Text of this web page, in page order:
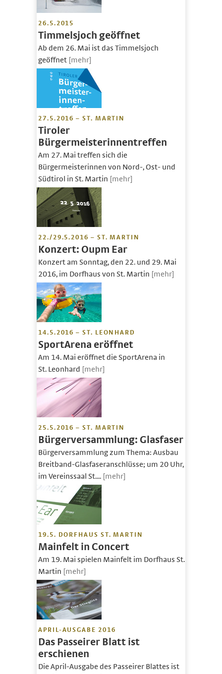
26.5.2015
Timmelsjoch geöffnet
Ab dem 26. Mai ist das Timmelsjoch
geöffnet [mehr]
27.5.2016 – ST. MARTIN
Tiroler
Bürgermeisterinnentreffen
Am 27. Mai treffen sich die
Bürgermeisterinnen von Nord-, Ost- und
Südtirol in St. Martin [mehr]
22./29.5.2016 – ST. MARTIN
Konzert: Oupm Ear
Konzert am Sonntag, den 22. und 29. Mai
2016, im Dorfhaus von St. Martin [mehr]
14.5.2016 – ST. LEONHARD
SportArena eröffnet
Am 14. Mai eröffnet die SportArena in
St. Leonhard [mehr]
25.5.2016 – ST. MARTIN
Bürgerversammlung: Glasfaser
Bürgerversammlung zum Thema: Ausbau
Breitband-Glasfaseranschlüsse; um 20 Uhr,
im Vereinssaal St.... [mehr]
19.5. DORFHAUS ST. MARTIN
Mainfelt in Concert
Am 19. Mai spielen Mainfelt im Dorfhaus St.
Martin [mehr]
APRIL-AUSGABE 2016
Das Passeirer Blatt ist
erschienen
Die April-Ausgabe des Passeirer Blattes ist